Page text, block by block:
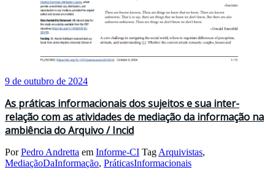
9 de outubro de 2024
As práticas informacionais dos sujeitos e sua inter-
relação com as atividades de mediação da informação na
ambiência do Arquivo / Incid
PorPedro Andretta em Informe-CI Tag Arquivistas,
MediaçãoDaInformação, PráticasInformacionais